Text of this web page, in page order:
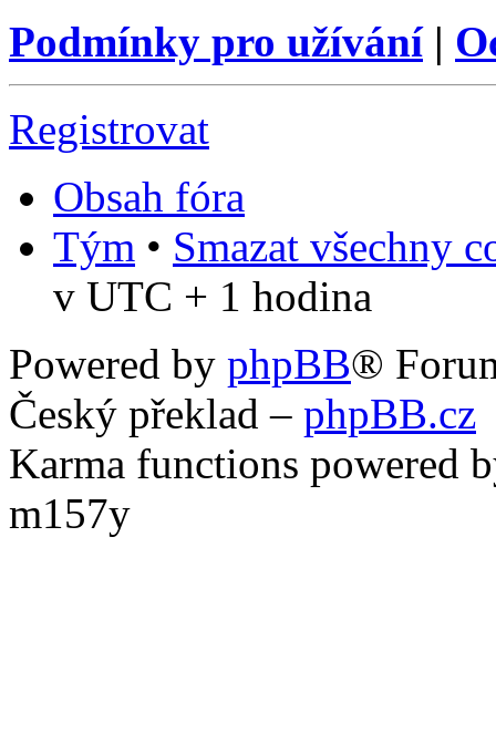
Podmínky pro užívání|
Registrovat
Obsah fóra
Tým • Smazat všechny
v UTC + 1 hodina
Powered by phpBB®
Český překlad – phpBB.cz
Karma functions powered
m157y